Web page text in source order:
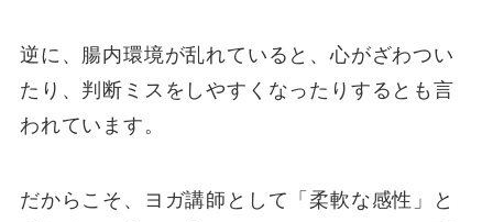
逆に、腸内環境が乱れていると、心がざわつい
たり、判断ミスをしやすくなったりするとも言
われています。
だからこそ、ヨガ講師として「柔軟な感性」と